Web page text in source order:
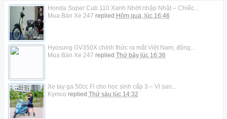
Honda Super Cub 110 Xanh Nhớt nhập Nhật – Chiếc...
Mua Bán Xe 247 replied Hôm qua, lúc 16:46
Hyosung GV350X chính thức ra mắt Việt Nam, động...
Mua Bán Xe 247 replied Thứ bảy lúc 16:36
Xe tay ga 50cc Fi cho học sinh cấp 3 – Vì sao...
Kymco replied Thứ sáu lúc 14:32